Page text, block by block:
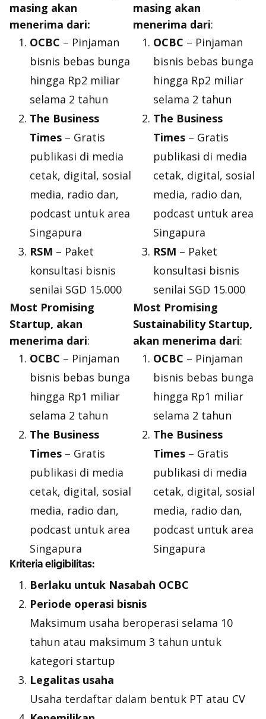
masing akan
menerima dari:
OCBC – Pinjaman
bisnis bebas bunga
hingga Rp2 miliar
selama 2 tahun
The Business
Times – Gratis
publikasi di media
cetak, digital, sosial
media, radio dan,
podcast untuk area
Singapura
RSM – Paket
konsultasi bisnis
senilai SGD 15.000
Most Promising
Startup, akan
menerima dari:
OCBC – Pinjaman
bisnis bebas bunga
hingga Rp1 miliar
selama 2 tahun
The Business
Times – Gratis
publikasi di media
cetak, digital, sosial
media, radio dan,
podcast untuk area
Singapura
masing akan
menerima dari:
OCBC – Pinjaman
bisnis bebas bunga
hingga Rp2 miliar
selama 2 tahun
The Business
Times – Gratis
publikasi di media
cetak, digital, sosial
media, radio dan,
podcast untuk area
Singapura
RSM – Paket
konsultasi bisnis
senilai SGD 15.000
Most Promising
Sustainability Startup,
akan menerima dari:
OCBC – Pinjaman
bisnis bebas bunga
hingga Rp1 miliar
selama 2 tahun
The Business
Times – Gratis
publikasi di media
cetak, digital, sosial
media, radio dan,
podcast untuk area
Singapura
Kriteria eligibilitas:
Berlaku untuk Nasabah OCBC
Periode operasi bisnis
Maksimum usaha beroperasi selama 10
tahun atau maksimum 3 tahun untuk
kategori startup
Legalitas usaha
Usaha terdaftar dalam bentuk PT atau CV